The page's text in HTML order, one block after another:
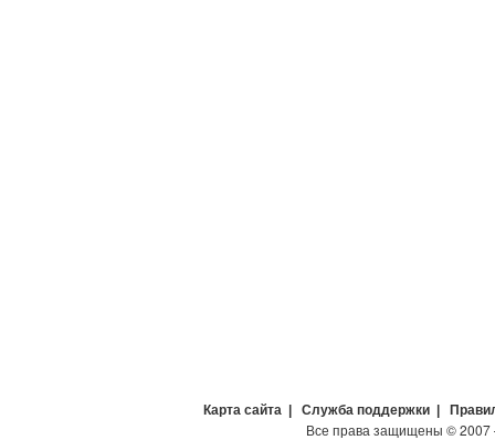
Карта сайта | Служба поддержки |
Все права защищены ©2007